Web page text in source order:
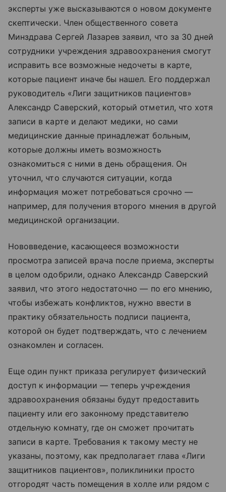
эксперты уже высказываются о новом документе
скептически. Член общественного совета
Минздрава Сергей Лазарев заявил, что за 30 дней
сотрудники учреждения здравоохранения смогут
исправить все возможные недочеты в карте,
которые пациент иначе бы нашел. Его поддержал
руководитель «Лиги защитников пациентов»
Александр Саверский, который отметил, что хотя
записи в карте и делают медики, но сами
медицинские данные принадлежат больным,
которые должны иметь возможность
ознакомиться с ними в день обращения. Он
уточнил, что случаются ситуации, когда
информация может потребоваться срочно —
например, для получения второго мнения в другой
медицинской организации.
Нововведение, касающееся возможности
просмотра записей врача после приема, эксперты
в целом одобрили, однако Александр Саверский
заявил, что этого недостаточно — по его мнению,
чтобы избежать конфликтов, нужно ввести в
практику обязательность подписи пациента,
которой он будет подтверждать, что с лечением
ознакомлен и согласен.
Еще один пункт приказа регулирует физический
доступ к информации — теперь учреждения
здравоохранения обязаны будут предоставить
пациенту или его законному представителю
отдельную комнату, где он сможет прочитать
записи в карте. Требования к такому месту не
указаны, поэтому, как предполагает глава «Лиги
защитников пациентов», поликлиники просто
отгородят часть помещения в холле или рядом с